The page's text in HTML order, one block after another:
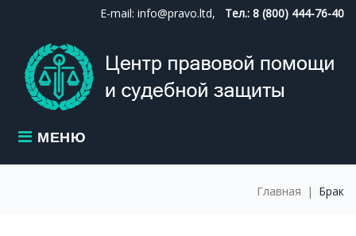
content
E-mail: info@pravo.ltd, Тел.: 8 (800) 444-76-40
МЕНЮ
Главная | Брак